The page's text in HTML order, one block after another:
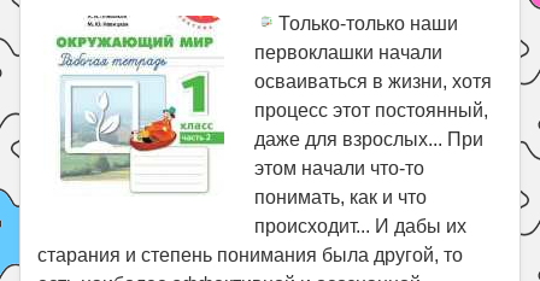
Только-только наши
первоклашки начали
осваиваться в жизни, хотя
процесс этот постоянный,
даже для взрослых... При
этом начали что-то
понимать, как и что
происходит... И дабы их
старания и степень понимания была другой, то